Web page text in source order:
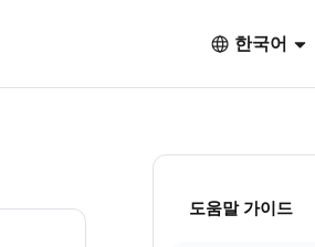
한국어
도움말 가이드